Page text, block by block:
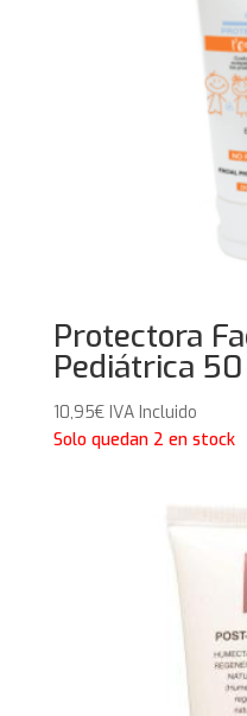
Protectora
Pediátrica
10,95€ IVA Incluido
Solo quedan 2 en stock